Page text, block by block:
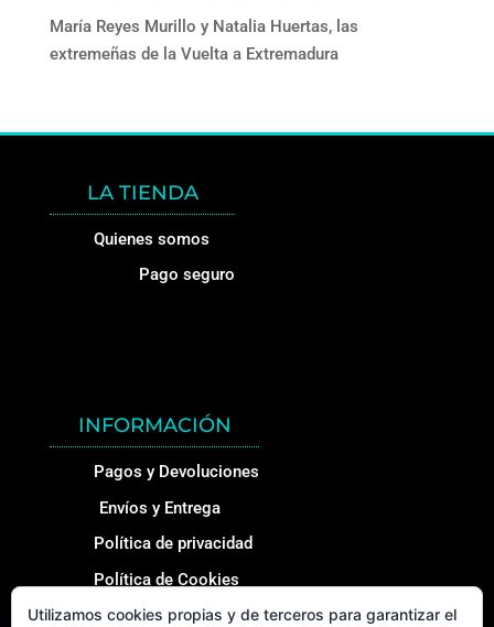
María Reyes Murillo y Natalia Huertas, las
extremeñas de la Vuelta a Extremadura
LA TIENDA
Quienes somos
Pago seguro
INFORMACIÓN
Pagos y Devoluciones
Envíos y Entrega
Política de privacidad
Política de Cookies
Qué es el https
Utilizamos cookies propias y de terceros para garantizar el